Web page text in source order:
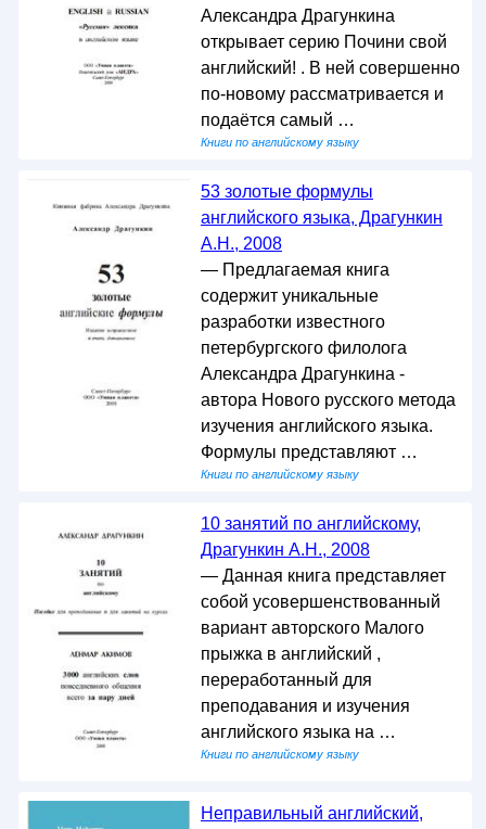
Александра Драгункина
открывает серию Почини свой
английский! . В ней совершенно
по-новому рассматривается и
подаётся самый …
Книги по английскому языку
53 золотые формулы
английского языка, Драгункин
А.Н., 2008
— Предлагаемая книга
содержит уникальные
разработки известного
петербургского филолога
Александра Драгункина -
автора Нового русского метода
изучения английского языка.
Формулы представляют …
Книги по английскому языку
10 занятий по английскому,
Драгункин А.Н., 2008
— Данная книга представляет
собой усовершенствованный
вариант авторского Малого
прыжка в английский ,
переработанный для
преподавания и изучения
английского языка на …
Книги по английскому языку
Неправильный английский,